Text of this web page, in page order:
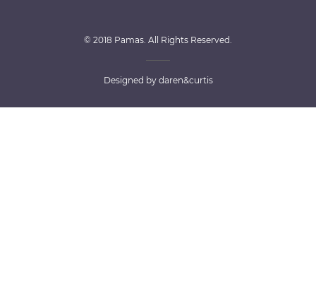
© 2018 Pamas. All Rights Reserved.
Designed by daren&curtis